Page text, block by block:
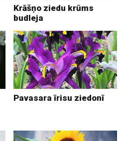
Krāšņo ziedu krūms
budleja
Pavasara īrisu ziedonī